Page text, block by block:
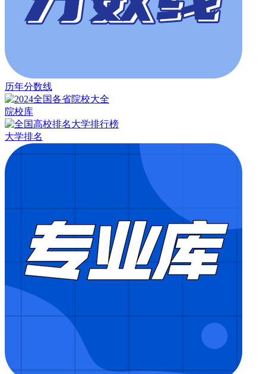
历年分数线
院校库
大学排名